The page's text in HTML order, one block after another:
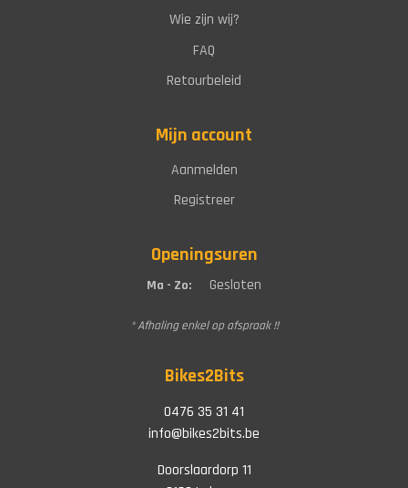
Wie zijn wij?
FAQ
Retourbeleid
Mijn account
Aanmelden
Registreer
Openingsuren
Ma - Zo: Gesloten
* Afhaling enkel op afspraak !!
Bikes2Bits
0476 35 31 41
info@bikes2bits.be
Doorslaardorp 11